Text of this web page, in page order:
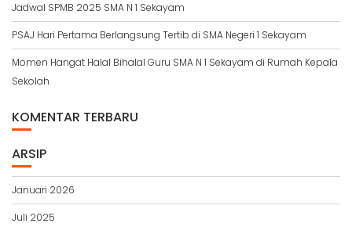
Jadwal SPMB 2025 SMA N 1 Sekayam
PSAJ Hari Pertama Berlangsung Tertib di SMA Negeri 1 Sekayam
Momen Hangat Halal Bihalal Guru SMA N 1 Sekayam di Rumah Kepala
Sekolah
KOMENTAR TERBARU
ARSIP
Januari 2026
Juli 2025